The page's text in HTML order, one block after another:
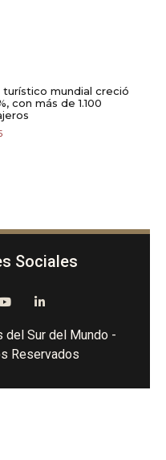
turístico mundial creció
con más de 1.100
Sociales
del Sur del Mundo -
Reservados